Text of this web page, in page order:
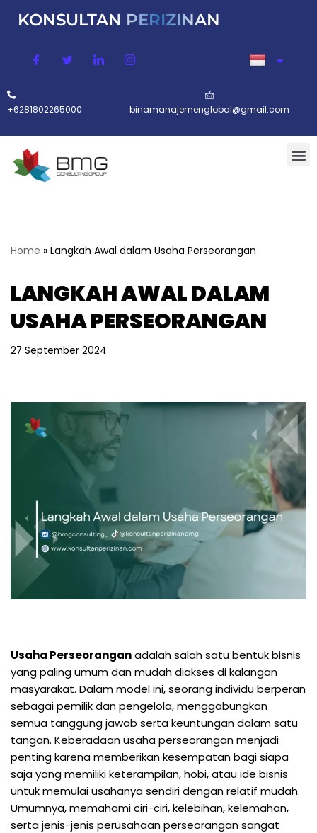
KONSULTAN PERIZINAN
+6281802265000 binamanajemenglobal@gmail.com
Home » Langkah Awal dalam Usaha Perseorangan
LANGKAH AWAL DALAM
USAHA PERSEORANGAN
27 September 2024
Usaha Perseoranganadalah salah satu bentuk bisnis
yang paling umum dan mudah diakses di kalangan
masyarakat. Dalam model ini, seorang individu berperan
sebagai pemilik dan pengelola, menggabungkan
semua tanggung jawab serta keuntungan dalam satu
tangan. Keberadaan usaha perseorangan menjadi
penting karena memberikan kesempatan bagi siapa
saja yang memiliki keterampilan, hobi, atau ide bisnis
untuk memulai usahanya sendiri dengan relatif mudah.
Umumnya, memahami ciri-ciri, kelebihan, kelemahan,
serta jenis-jenis perusahaan perseorangan sangat